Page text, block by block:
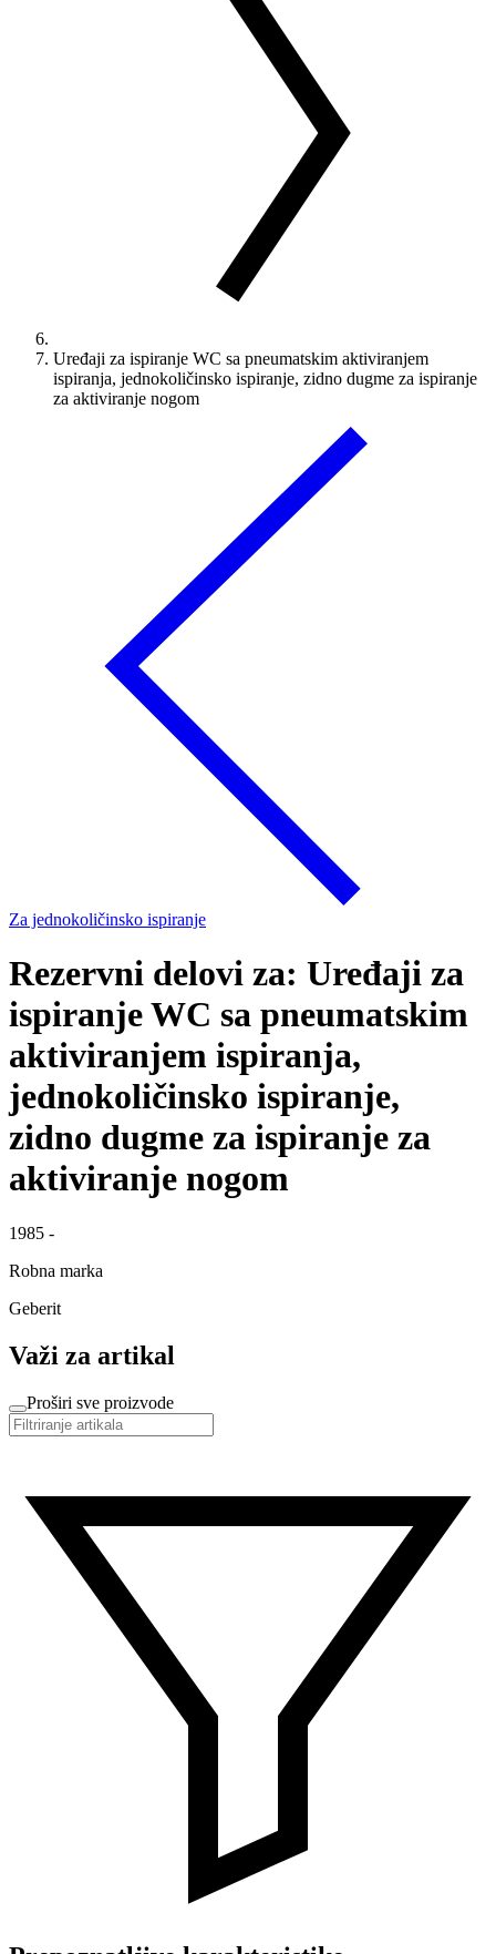
Uređaji za ispiranje WC sa pneumatskim aktiviranjem
ispiranja, jednokoličinsko ispiranje, zidno dugme za ispiranje
za aktiviranje nogom
Za jednokoličinsko ispiranje
Rezervni delovi za: Uređaji za
ispiranje WC sa pneumatskim
aktiviranjem ispiranja,
jednokoličinsko ispiranje,
zidno dugme za ispiranje za
aktiviranje nogom
1985 -
Robna marka
Geberit
Važi za artikal
Proširi sve proizvode